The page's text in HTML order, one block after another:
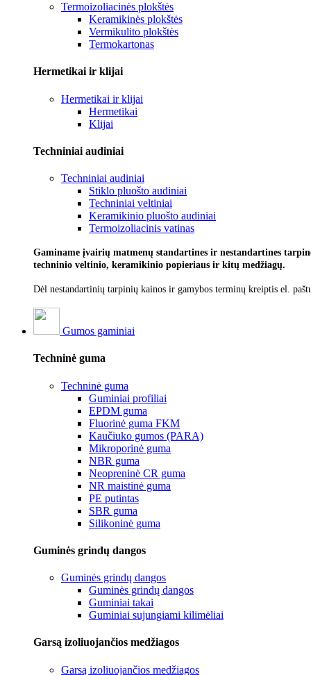
Termoizoliacinės plokštės
Keramikinės plokštės
Vermikulito plokštės
Termokartonas
Hermetikai ir klijai
Hermetikai ir klijai
Hermetikai
Klijai
Techniniai audiniai
Techniniai audiniai
Stiklo pluošto audiniai
Techniniai veltiniai
Keramikinio pluošto audiniai
Termoizoliacinis vatinas
Gaminame įvairių matmenų standartines ir nestandartines
techninio veltinio, keramikinio popieriaus ir kitų medžiagų.
Dėl nestandartinių tarpinių kainos ir gamybos terminų kreiptis el.
Gumos gaminiai
Techninė guma
Techninė guma
Guminiai profiliai
EPDM guma
Fluorinė guma FKM
Kaučiuko gumos (PARA)
Mikroporinė guma
NBR guma
Neopreninė CR guma
NR maistinė guma
PE putintas
SBR guma
Silikoninė guma
Guminės grindų dangos
Guminės grindų dangos
Guminės grindų dangos
Guminiai takai
Guminiai sujungiami kilimėliai
Garsą izoliuojančios medžiagos
Garsą izoliuojančios medžiagos